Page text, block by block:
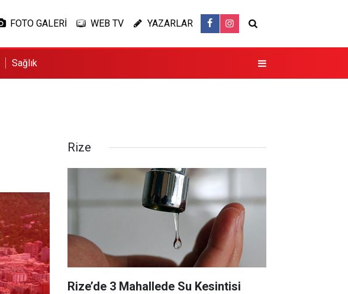
FOTO GALERİ WEB TV YAZARLAR
Sağlık
Rize
Rize’de 3 Mahallede Su Kesintisi